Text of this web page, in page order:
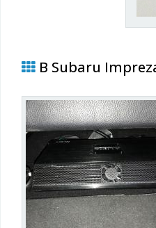
В Subaru